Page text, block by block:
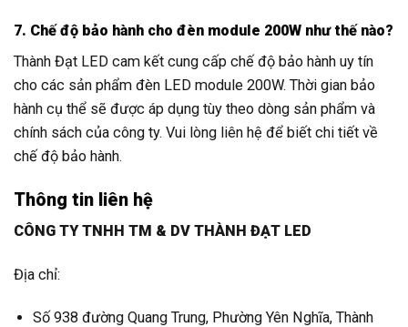
7. Chế độ bảo hành cho đèn module 200W như thế nào?
Thành Đạt LED cam kết cung cấp chế độ bảo hành uy tín
cho các sản phẩm đèn LED module 200W. Thời gian bảo
hành cụ thể sẽ được áp dụng tùy theo dòng sản phẩm và
chính sách của công ty. Vui lòng liên hệ để biết chi tiết về
chế độ bảo hành.
Thông tin liên hệ
CÔNG TY TNHH TM & DV THÀNH ĐẠT LED
Địa chỉ:
Số 938 đường Quang Trung, Phường Yên Nghĩa, Thành